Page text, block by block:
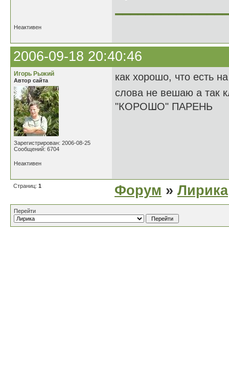
Неактивен
2006-09-18 20:40:46
Игорь Рыжий
Автор сайта
Зарегистрирован: 2006-08-25
Сообщений: 6704
как хорошо, что есть
слова не вешаю а так
"КОРОШО" ПАРЕНЬ
Неактивен
Страниц: 1 Форум » Лирика
Перейти